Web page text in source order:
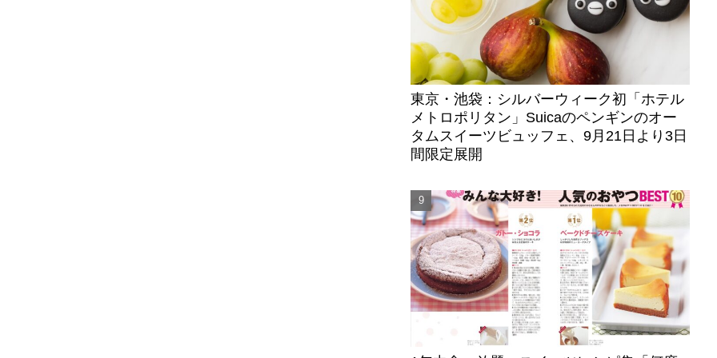
東京・池袋：シルバーウィーク初「ホテル
メトロポリタン」Suicaのペンギンのオー
タムスイーツビュッフェ、9月21日より3日
間限定展開